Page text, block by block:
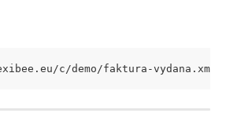
c/demo/faktura-